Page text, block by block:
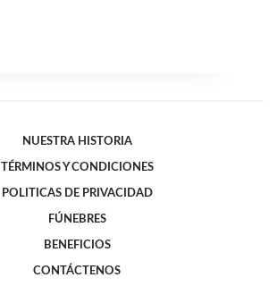
NUESTRA HISTORIA
TÉRMINOS Y CONDICIONES
POLITICAS DE PRIVACIDAD
FÚNEBRES
BENEFICIOS
CONTÁCTENOS